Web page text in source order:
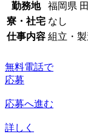
勤務地
福岡県
寮・社宅 なし
仕事内容 組立・
無料電話で
応募
応募へ進む
詳しく